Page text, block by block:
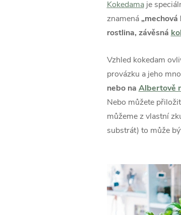
Kokedamaje
znamená „mechová
rostlina, závěsná
Vzhled kokedam
provázku a jeho
nebo na Albertově
Nebo můžete
můžeme z vlastní
substrát) to může